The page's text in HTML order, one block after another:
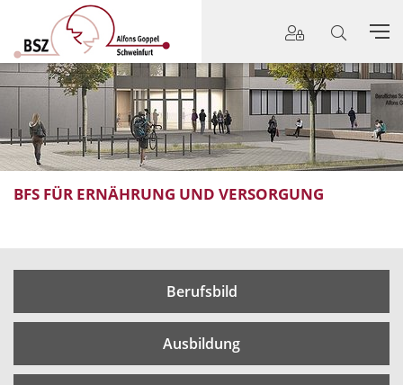
BFS FÜR ERNÄHRUNG UND VERSORGUNG
Berufsbild
Ausbildung